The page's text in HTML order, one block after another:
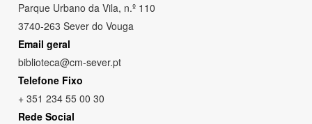
Parque Urbano da Vila, n.º 110
3740-263 Sever do Vouga
Email geral
biblioteca@cm-sever.pt
Telefone Fixo
+ 351 234 55 00 30
Rede Social